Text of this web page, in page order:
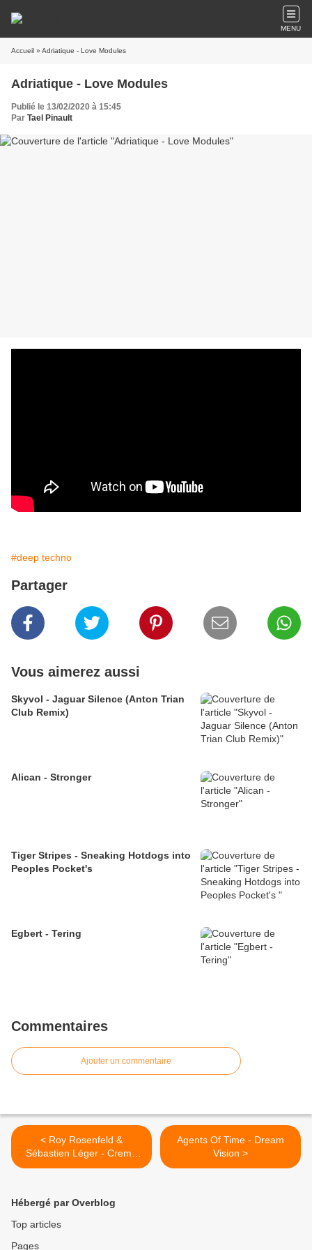
MENU
Accueil » Adriatique - Love Modules
Adriatique - Love Modules
Publié le 13/02/2020 à 15:45
Par Tael Pinault
#deep techno
Partager
Vous aimerez aussi
Skyvol - Jaguar Silence (Anton Trian
Club Remix)
Alican - Stronger
Tiger Stripes - Sneaking Hotdogs into
Peoples Pocket's
Egbert - Tering
Commentaires
Ajouter un commentaire
< Roy Rosenfeld &
Sébastien Léger - Creme
(Original Mix)
Agents Of Time - Dream
Vision >
Hébergé par Overblog
Top articles
Pages